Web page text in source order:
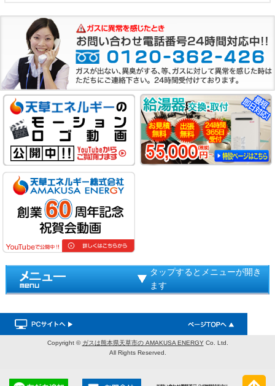
タップするとメニューが開き
ます
Copyright © ガスは熊本県天草市の AMAKUSA ENERGYCo. Ltd.
All Rights Reserved.